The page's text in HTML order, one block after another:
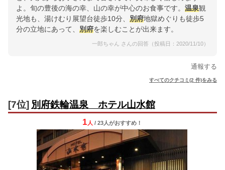
よ。旬の豊後の海の幸、山の幸が中心のお食事です。 温泉観
光地も、湯けむり展望台徒歩10分、 別府地獄めぐりも徒歩5
分の立地にあって、 別府を楽しむことが出来ます。
一郎ちゃん さんの回答（投稿日：2020/11/10）
通報する
すべてのクチコミ(2 件)をみる
[7位] 別府鉄輪温泉 ホテル山水館
1 人 / 23人がおすすめ！